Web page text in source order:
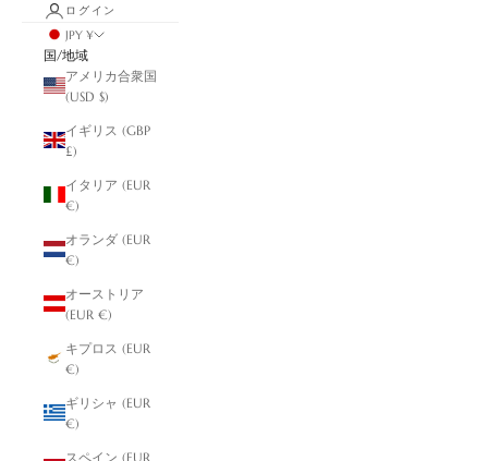
ログイン
JPY ¥
国/地域
アメリカ合衆国
(USD $)
イギリス (GBP
£)
イタリア (EUR
€)
オランダ (EUR
€)
オーストリア
(EUR €)
キプロス (EUR
€)
ギリシャ (EUR
€)
スペイン (EUR